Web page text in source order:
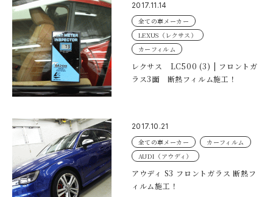
2017.11.14
全ての車メーカー
LEXUS（レクサス）
カーフィルム
レクサス LC500 (3) | フロントガ
ラス3面 断熱フィルム施工！
2017.10.21
全ての車メーカー
カーフィルム
AUDI（アウディ）
アウディ S3 フロントガラス 断熱フ
ィルム施工！